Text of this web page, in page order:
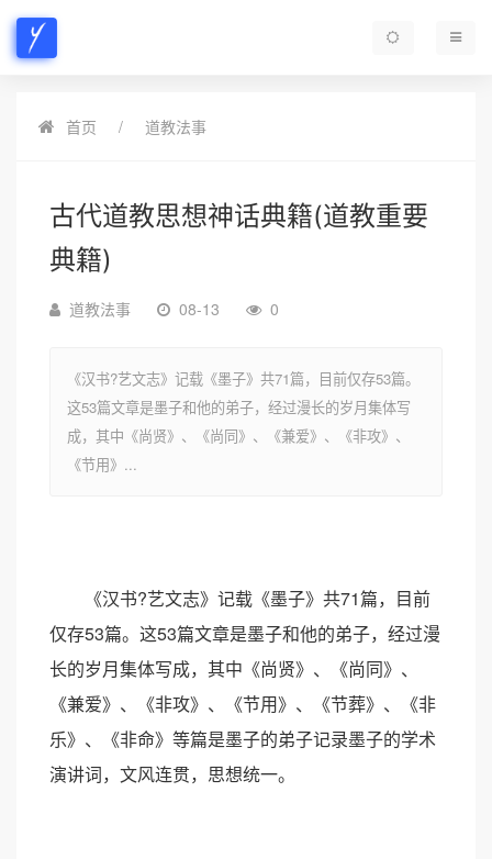
首页 道教法事
古代道教思想神话典籍(道教重要
典籍)
道教法事 08-13 0
《汉书?艺文志》记载《墨子》共71篇，目前仅存53篇。
这53篇文章是墨子和他的弟子，经过漫长的岁月集体写
成，其中《尚贤》、《尚同》、《兼爱》、《非攻》、
《节用》...
《汉书?艺文志》记载《墨子》共71篇，目前
仅存53篇。这53篇文章是墨子和他的弟子，经过漫
长的岁月集体写成，其中《尚贤》、《尚同》、
《兼爱》、《非攻》、《节用》、《节葬》、《非
乐》、《非命》等篇是墨子的弟子记录墨子的学术
演讲词，文风连贯，思想统一。